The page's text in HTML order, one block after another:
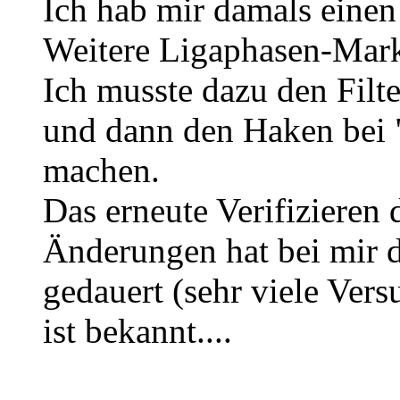
Ich hab mir damals
Weitere Ligaphasen-
Ich musste dazu den
und dann den Haken
machen.
Das erneute Verifizieren
Änderungen hat bei mir
gedauert (sehr viele
ist bekannt....